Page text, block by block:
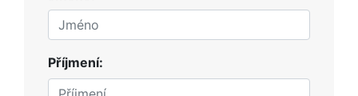
Příjmení: